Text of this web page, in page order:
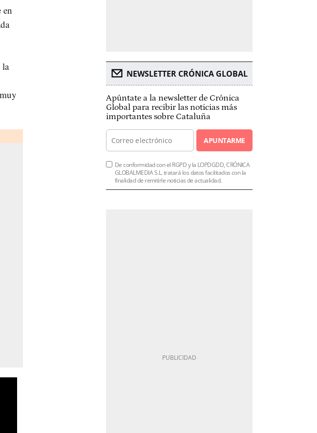
la
NEWSLETTER CRÓNICA GLOBAL
Apúntate a la newsletter de Crónica
Global para recibir las noticias más
importantes sobre Cataluña
APUNTARME
De conformidad con el RGPD y la LOPDGDD, CRÓNICA
GLOBALMEDIA S.L. tratará los datos facilitados con la
finalidad de remitirle noticias de actualidad.